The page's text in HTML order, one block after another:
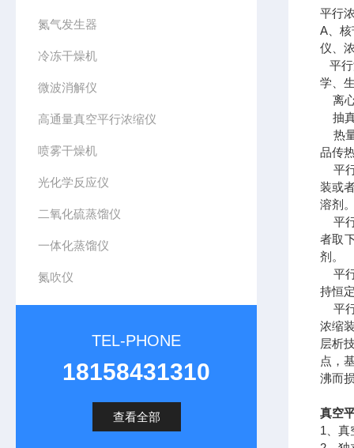
氮气发生器
冷冻干燥机
微波消解仪
高通量真空平行浓缩仪
喷雾干燥机
光化学反应仪
二氧化硫蒸馏仪
一体化蒸馏仪
氮吹仪
TEL-PHONE
18158431310
查看全部
平行
A、
仪、
平行
学、
离心
抽真
热量
品传
平行
装或
溶剂
平行
者取
剂。
平行
持恒
平行
浓缩
层析
点，
沸而
真空
1、真